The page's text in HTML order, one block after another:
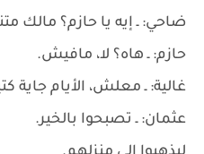
ضاحي: ـ إيه يا حازم؟ مالك
حازم: ـ هاه؟ لا، مافيش.
غالية: ـ معلش، الأيام جاية
عثمان: ـ تصبحوا بالخير.